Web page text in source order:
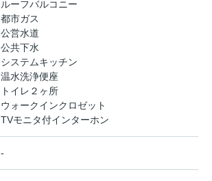
ルーフバルコニー
都市ガス
公営水道
公共下水
システムキッチン
温水洗浄便座
トイレ２ヶ所
ウォークインクロゼット
TVモニタ付インターホン
-